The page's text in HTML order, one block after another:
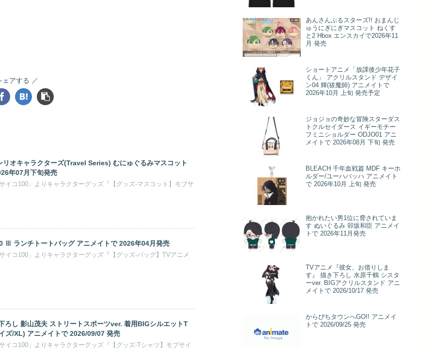
ェアする
オキャラクターズ(Travel Series) むにゅぐるみマスコット
年07月下旬発売
イコ100」よりキャラクターグッズ『【グッズ-マスコット】モブサ
Ⅲ ランチトートバッグ アニメイトで 2026年04月発売
イコ100」よりキャラクターグッズ『【グッズ-バッグ】TVアニメ
し 影山茂夫 ストリートスポーツver. 着用BIGシルエットT
ズ/XL) アニメイトで 2026/09/07 発売
イコ100」よりキャラクターグッズ『【グッズ-Tシャツ】モブサイ
あんさんぶるスターズ!! おまんじ
ゅうにぎにぎマスコット ねくす
と2 Hbox エンスカイで2026年11
月 発売
ショートアニメ「放課後少年花子
くん」 アクリルスタンド デザイ
ン04 輝(祓魔師) アニメイトで
2026年10月 上旬 発売予定
ジョジョの奇妙な冒険スターダス
トクルセイダース イギーモチー
フミニショルダー ODJO01 アニ
メイトで 2026年08月 下旬 発売
BLEACH 千年血戦篇 MDF キーホ
ルダー/ユーハバッハ アニメイト
で 2026年10月 上旬 発売
抱かれたい男1位に脅されていま
す ぬいぐるみ 卯坂和臣 アニメイ
トで 2026年11月発売
TVアニメ『彼女、お借りしま
す』 描き下ろし 水原千鶴 シスタ
ーver. BIGアクリルスタンド アニ
メイトで 2026/10/17 発売
からぴちタウンへGO!! アニメイ
トで 2026/09/25 発売